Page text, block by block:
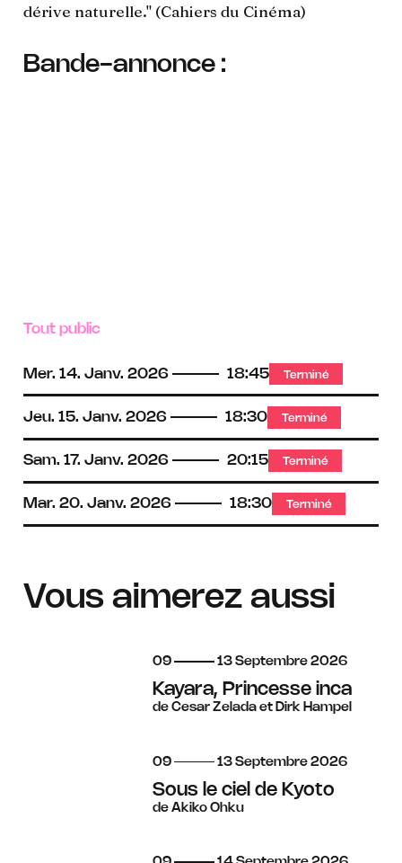
dérive naturelle." (Cahiers du Cinéma)
Bande-annonce :
Tout public
Mer. 14. Janv. 2026 18:45 Terminé
Jeu. 15. Janv. 2026 18:30 Terminé
Sam. 17. Janv. 2026 20:15 Terminé
Mar. 20. Janv. 2026 18:30 Terminé
Vous aimerez aussi
du
09 au
13 septembre
Septembre 2026
Kayara, Princesse inca
de Cesar Zelada et Dirk Hampel
du
09 au
13 septembre
Septembre 2026
Sous le ciel de Kyoto
de Akiko Ohku